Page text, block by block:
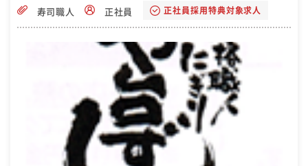
寿司職人 正社員 正社員採用特典対象求人